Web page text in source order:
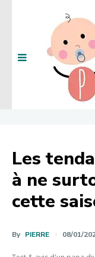
Les
à ne
cette
By PIERRE 08/01/